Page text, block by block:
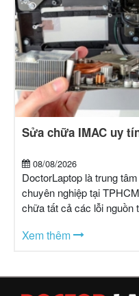
Sửa chữa IMAC uy
08/08/2026
DoctorLaptop là trung
chuyên nghiệp tại
chữa tất cả các lỗi nguồn
Xem thêm